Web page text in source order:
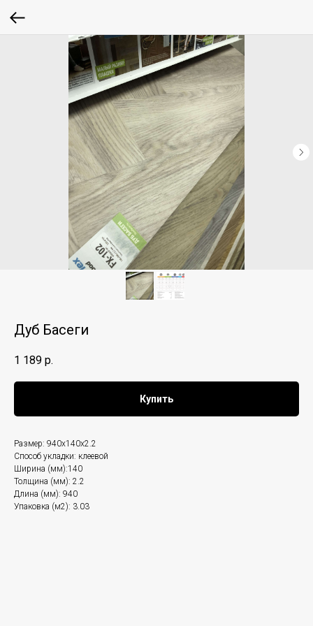
Дуб Басеги
1 189 р.
Купить
Размер: 940x140x2.2
Способ укладки: клеевой
Ширина (мм):140
Толщина (мм): 2.2
Длина (мм): 940
Упаковка (м2): 3.03